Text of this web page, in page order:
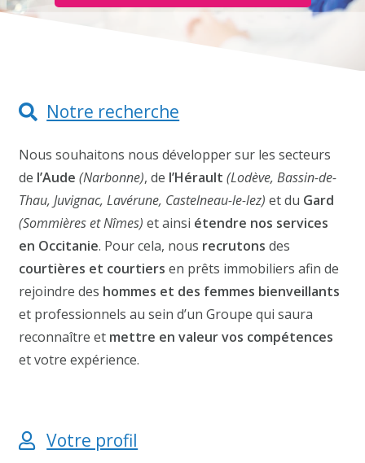
Notre recherche
Nous souhaitons nous développer sur les secteurs
de l’Aude (Narbonne), de l’Hérault (Lodève, Bassin-de-
Thau, Juvignac, Lavérune, Castelneau-le-lez) et du Gard
(Sommières et Nîmes) et ainsi étendre nos services
en Occitanie. Pour cela, nous recrutons des
courtières et courtiers en prêts immobiliers afin de
rejoindre des hommes et des femmes bienveillants
et professionnels au sein d’un Groupe qui saura
reconnaître et mettre en valeur vos compétences
et votre expérience.
Votre profil